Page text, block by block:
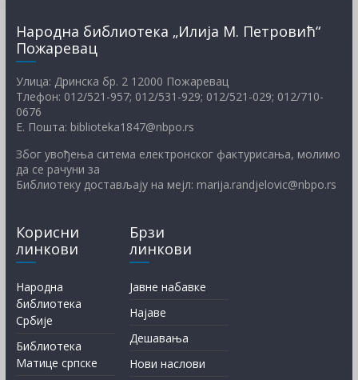
Народна библиотека „Илија М. Петровић“
Пожаревац
Улица: Дринска бр. 2 12000 Пожаревац
Тлефон: 012/521-957; 012/531-929; 012/521-029; 012/710-
0676
Е. Пошта: biblioteka1847@nbpo.rs
Због увођења ситема електронског фактурисања, молимо
да се рачуни за
Библиотеку достављају на мејл: marija.randjelovic@nbpo.rs
Корисни
линкови
Народна
библиотека
Србије
Библиотека
Матице српске
Брзи
линкови
Јавне набавке
Најаве
Дешавања
Нови наслови